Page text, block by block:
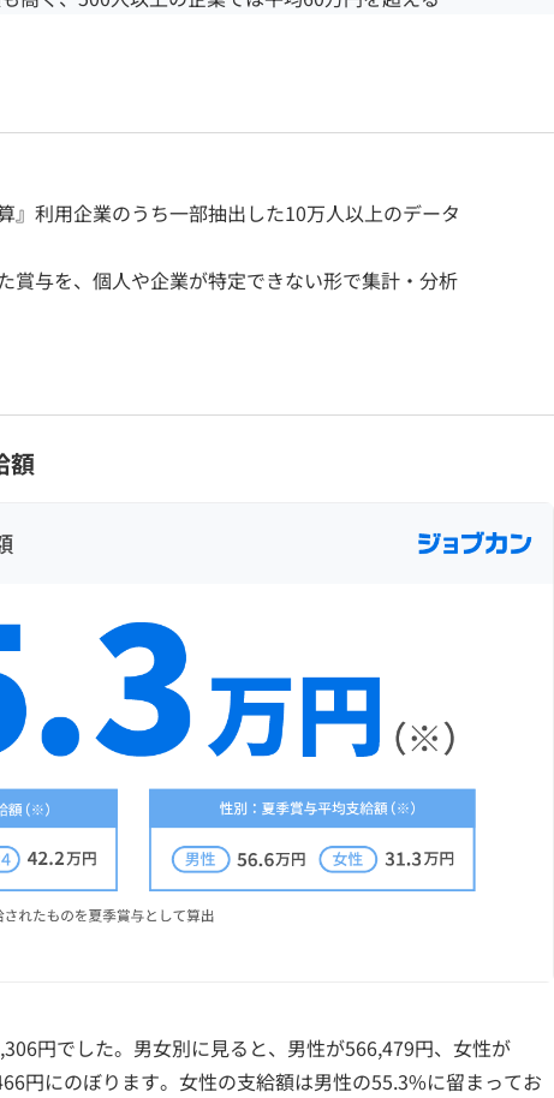
』利用企業のうち一部抽出した10万人以上のデータ
賞与を、個人や企業が特定できない形で集計・分析
額
円でした。男女別に見ると、男性が566,479円、女性が
円にのぼります。女性の支給額は男性の55.3%に留まってお